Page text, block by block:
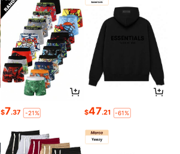
$7.37 -21% $47.21 -61%